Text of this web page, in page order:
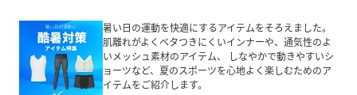
暑い日の運動を快適にするアイテムをそろえました。
肌離れがよくベタつきにくいインナーや、通気性のよ
いメッシュ素材のアイテム、 しなやかで動きやすいシ
ョーツなど、夏のスポーツを心地よく楽しむためのア
イテムをご紹介します。